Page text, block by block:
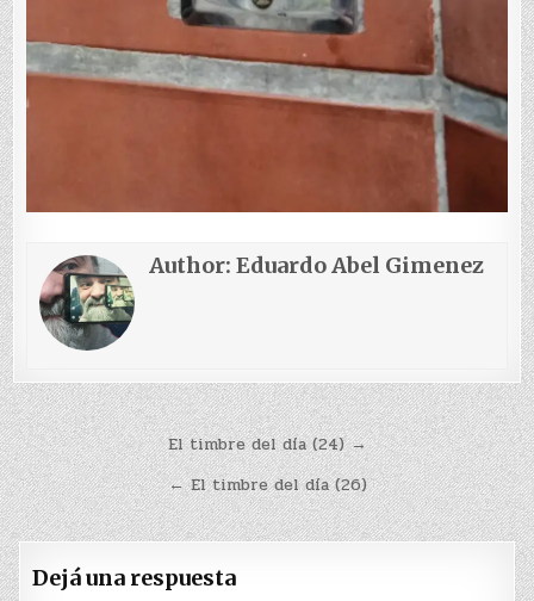
Author:Eduardo Abel Gimenez
Navegación
de
entradas
El timbre del día (24) →
← El timbre del día (26)
Dejá una respuesta